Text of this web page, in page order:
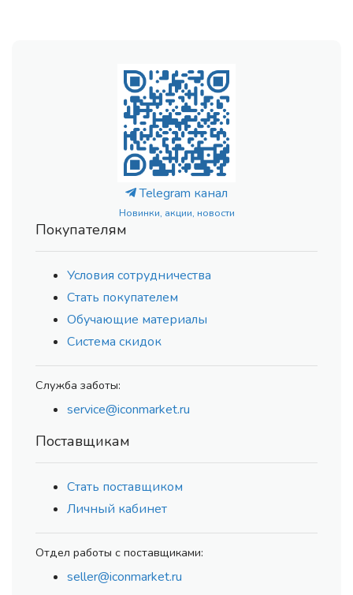
Telegram канал
Новинки, акции, новости
Покупателям
Условия сотрудничества
Стать покупателем
Обучающие материалы
Система скидок
Служба заботы:
service@iconmarket.ru
Поставщикам
Стать поставщиком
Личный кабинет
Отдел работы с поставщиками:
seller@iconmarket.ru